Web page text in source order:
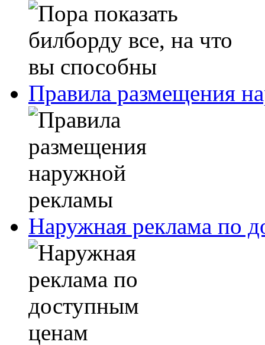
Правила размещения
Наружная реклама по